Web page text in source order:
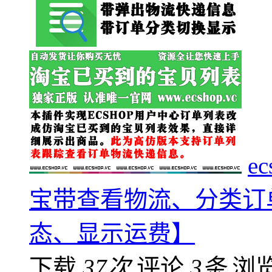
宝带查看物流、分类
态、显示运费】